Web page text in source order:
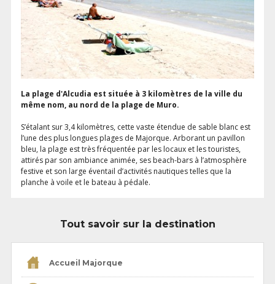
La plage d'Alcudia est située à 3 kilomètres de la ville du
même nom, au nord de la plage de Muro.
S’étalant sur 3,4 kilomètres, cette vaste étendue de sable blanc est
l’une des plus longues plages de Majorque. Arborant un pavillon
bleu, la plage est très fréquentée par les locaux et les touristes,
attirés par son ambiance animée, ses beach-bars à l’atmosphère
festive et son large éventail d’activités nautiques telles que la
planche à voile et le bateau à pédale.
Tout savoir sur la destination
Accueil Majorque